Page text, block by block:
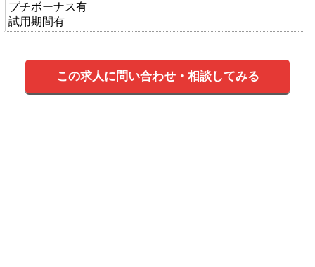
プチボーナス有
試用期間有
この求人に問い合わせ・相談してみる